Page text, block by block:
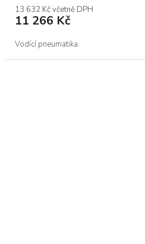
13 632 Kč včetně DPH
11 266 Kč
Vodící pneumatika.